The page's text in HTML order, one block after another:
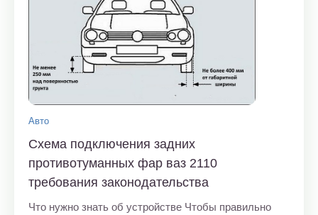
Авто
Схема подключения задних
противотуманных фар ваз 2110
требования законодательства
Что нужно знать об устройстве Чтобы правильно